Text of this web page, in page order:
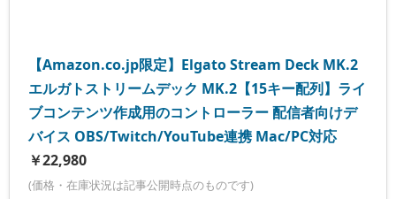
【Amazon.co.jp限定】Elgato Stream Deck MK.2
エルガトストリームデック MK.2【15キー配列】ライ
ブコンテンツ作成用のコントローラー 配信者向けデ
バイス OBS/Twitch​/YouTube連携 Mac/PC対応
￥22,980
(価格・在庫状況は記事公開時点のものです)